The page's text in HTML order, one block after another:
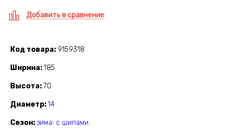
Добавить в сравнение
Код товара 9159318
Ширина 185
Высота 70
Диаметр 14
Сезон зима: с шипами